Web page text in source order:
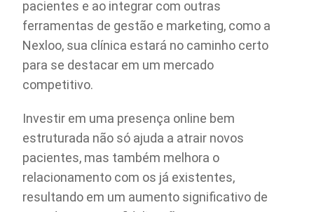
pacientes e ao integrar com outras
ferramentas de gestão e marketing, como a
Nexloo, sua clínica estará no caminho certo
para se destacar em um mercado
competitivo.
Investir em uma presença online bem
estruturada não só ajuda a atrair novos
pacientes, mas também melhora o
relacionamento com os já existentes,
resultando em um aumento significativo de